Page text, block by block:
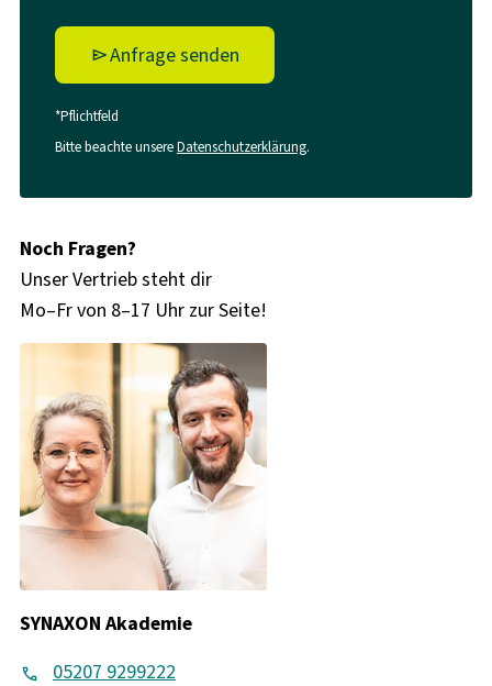
Anfrage senden
*Pflichtfeld
Bitte beachte unsereDatenschutzerklärung.
Noch Fragen?
Unser Vertrieb steht dir
Mo–Fr von 8–17 Uhr zur Seite!
SYNAXON Akademie
05207 9299222